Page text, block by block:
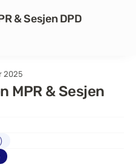
2025
MPR & Sesjen
)
& Sesjen DPD